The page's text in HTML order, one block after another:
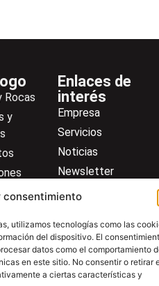
consentimiento
utilizamos tecnologías como las
del dispositivo. El
datos como el comportamiento
en este sitio. No consentir o retirar
a ciertas características y
Rocas
y
general
Enlaces de
interés
Empresa
Servicios
Noticias
Newsletter
Descargas
Centro de ayuda